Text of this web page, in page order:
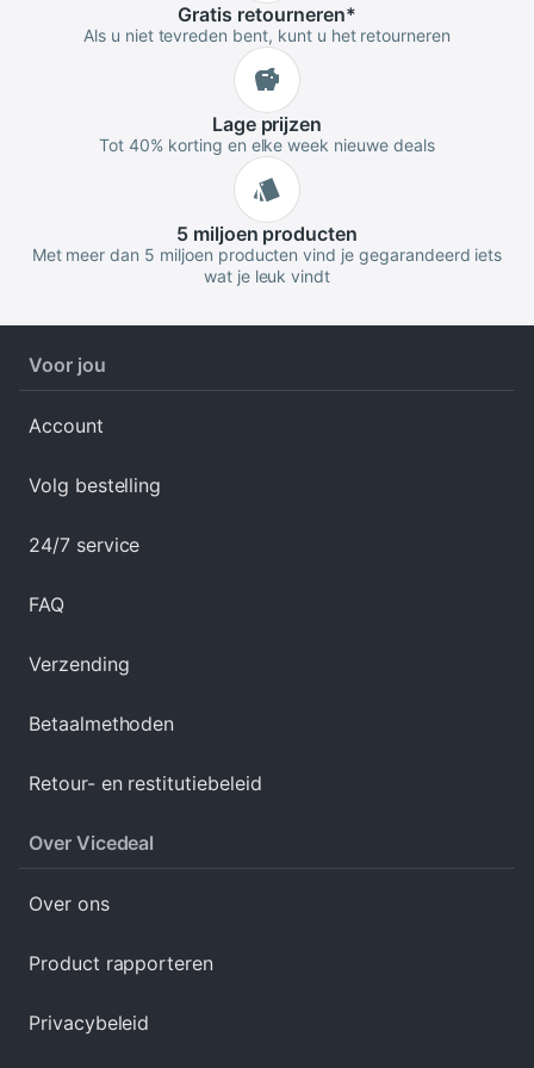
Gratis retourneren*
Als u niet tevreden bent, kunt u het retourneren
Lageprijzen
Tot 40% korting en elke week nieuwe deals
5 miljoen producten
Met meer dan 5 miljoen producten vind je gegarandeerd iets
wat je leuk vindt
Voor jou
Account
Volg bestelling
24/7 service
FAQ
Verzending
Betaalmethoden
Retour- en restitutiebeleid
Over Vicedeal
Over ons
Product rapporteren
Privacybeleid